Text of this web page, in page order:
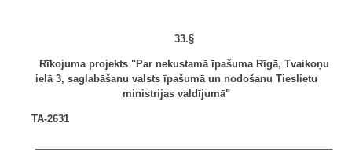
33.§
Rīkojuma projekts "Par nekustamā īpašuma Rīgā, Tvaikoņu
ielā 3, saglabāšanu valsts īpašumā un nodošanu Tieslietu
ministrijas valdījumā"
TA-2631